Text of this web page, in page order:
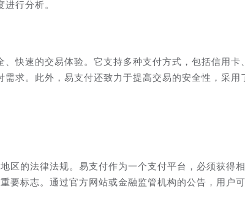
行分析。
快速的交易体验。它支持多种支付方式，包括信用卡
求。此外，易支付还致力于提高交易的安全性，采用
区的法律法规。易支付作为一个支付平台，必须获得相
要标志。通过官方网站或金融监管机构的公告，用户可